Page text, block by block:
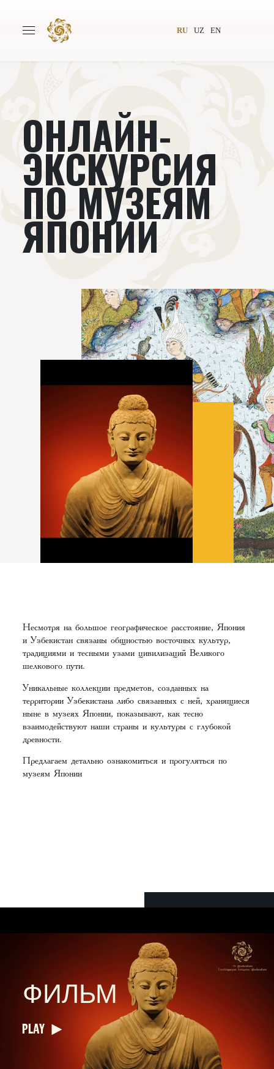
RU UZ EN
Всемирное общество
Издательство Новости
Проекты Подкасты
Книги Видеолекторий
ОНЛАЙН-
ЭКСКУРСИЯ
ПО МУЗЕЯМ
ЯПОНИИ
Несмотря на большое географическое расстояние, Япония
и Узбекистан связаны общностью восточных культур,
традициями и тесными узами цивилизаций Великого
шелкового пути.
Уникальные коллекции предметов, созданных на
территории Узбекистана либо связанных с ней, хранящиеся
ныне в музеях Японии, показывают, как тесно
взаимодействуют наши страны и культуры с глубокой
древности.
Предлагаем детально ознакомиться и прогуляться по
музеям Японии
ФИЛЬМ
PLAY